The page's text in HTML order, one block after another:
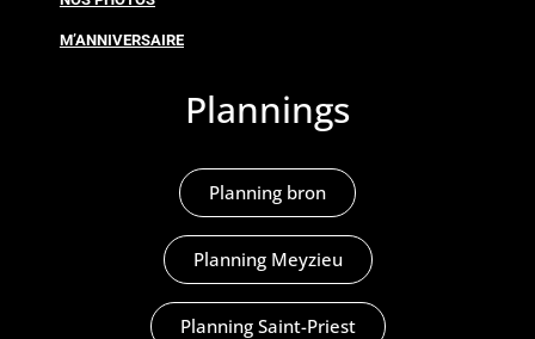
M’ANNIVERSAIRE
Plannings
Planning bron
Planning Meyzieu
Planning Saint-Priest